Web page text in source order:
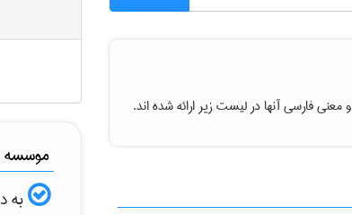
و معنی فارسی آنها در لیست زیر ارائه شده اند.
موسسه
به